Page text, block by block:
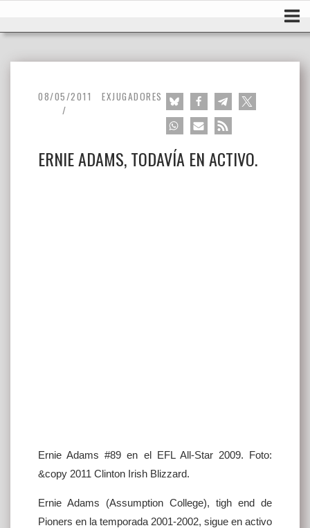
08/05/2011 EXJUGADORES
ERNIE ADAMS, TODAVÍA EN ACTIVO.
Ernie Adams #89 en el EFL All-Star 2009. Foto:
&copy 2011 Clinton Irish Blizzard.
Ernie Adams (Assumption College), tigh end de
Pioners en la temporada 2001-2002, sigue en activo